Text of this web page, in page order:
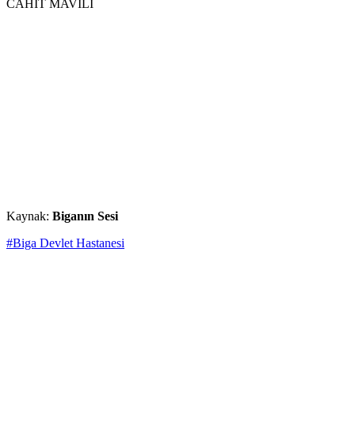
CAHİT MAVİLİ
Kaynak: Biganın Sesi
#Biga Devlet Hastanesi